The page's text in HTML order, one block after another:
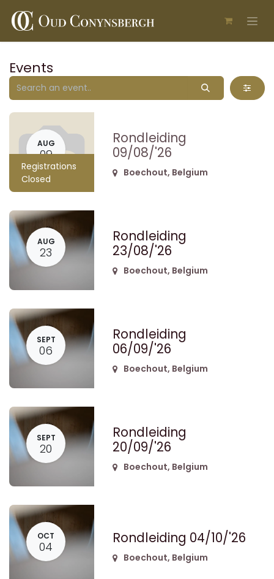
Events
AUG
09
Registrations
Closed
Rondleiding
09/08/'26
Boechout, Belgium
AUG
23
Rondleiding
23/08/'26
Boechout, Belgium
SEPT
06
Rondleiding
06/09/'26
Boechout, Belgium
SEPT
20
Rondleiding
20/09/'26
Boechout, Belgium
OCT
04
Rondleiding 04/10/'26
Boechout, Belgium